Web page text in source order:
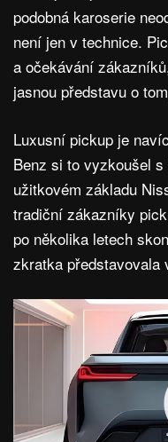
podobná karoserie
není jen v technice.
a očekávání
jasnou představu o
Luxusní pickup je
Benz si to vyzkoušel
užitkovém základu
tradiční zákazníky
po několika letech
zkratka představovala